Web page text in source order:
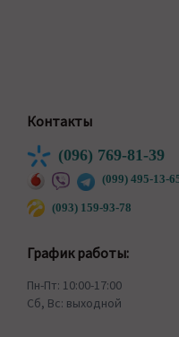
Контакты
(096) 769-81-39
(099) 495-13-
(093) 159-93-78
График работы:
Пн-Пт: 10:00-17:00
Сб, Вс: выходной